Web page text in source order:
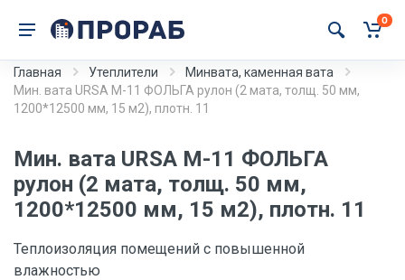
0
Главная Утеплители
Минвата, каменная вата
Мин. вата URSA M-11 ФОЛЬГА рулон (2 мата, толщ. 50 мм,
1200*12500 мм, 15 м2), плотн. 11
Мин. вата URSA M-11 ФОЛЬГА
рулон (2 мата, толщ. 50 мм,
1200*12500 мм, 15 м2), плотн. 11
Теплоизоляция помещений с повышенной
влажностью